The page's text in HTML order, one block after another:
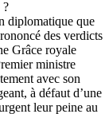
?
diplomatique que
des verdicts
Grâce royale
ministre
avec son
à défaut d’une
leur peine au